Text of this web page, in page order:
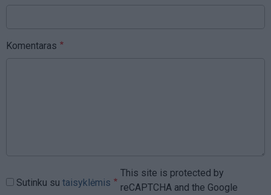
Komentaras
Sutinku su taisyklėmis
This site is protected by
reCAPTCHA and the Google